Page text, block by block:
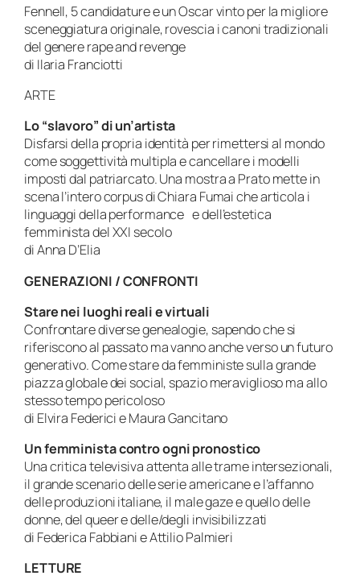
Fennell, 5 candidature e un Oscar vinto per la migliore
sceneggiatura originale, rovescia i canoni tradizionali
del genere rape and revenge
di Ilaria Franciotti
ARTE
Lo “slavoro” di un’artista
Disfarsi della propria identità per rimettersi al mondo
come soggettività multipla e cancellare i modelli
imposti dal patriarcato. Una mostra a Prato mette in
scena l’intero corpus di Chiara Fumai che articola i
linguaggi della performance e dell’estetica
femminista del XXI secolo
di Anna D’Elia
GENERAZIONI / CONFRONTI
Stare nei luoghi reali e virtuali
Confrontare diverse genealogie, sapendo che si
riferiscono al passato ma vanno anche verso un futuro
generativo. Come stare da femministe sulla grande
piazza globale dei social, spazio meraviglioso ma allo
stesso tempo pericoloso
di Elvira Federici e Maura Gancitano
Un femminista contro ogni pronostico
Una critica televisiva attenta alle trame intersezionali,
il grande scenario delle serie americane e l’affanno
delle produzioni italiane, il male gaze e quello delle
donne, del queer e delle/degli invisibilizzati
di Federica Fabbiani e Attilio Palmieri
LETTURE